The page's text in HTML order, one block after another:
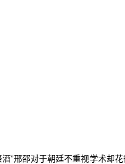
”邢邵对于朝廷不重视学术却